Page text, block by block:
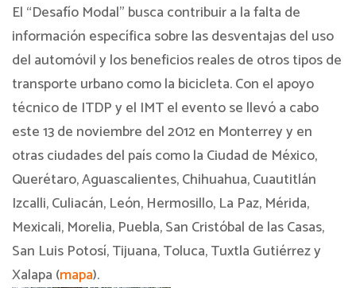
El “Desafío Modal” busca contribuir a la falta de
información específica sobre las desventajas del uso
del automóvil y los beneficios reales de otros tipos de
transporte urbano como la bicicleta. Con el apoyo
técnico de ITDP y el IMT el evento se llevó a cabo
este 13 de noviembre del 2012 en Monterrey y en
otras ciudades del país como la Ciudad de México,
Querétaro, Aguascalientes, Chihuahua, Cuautitlán
Izcalli, Culiacán, León, Hermosillo, La Paz, Mérida,
Mexicali, Morelia, Puebla, San Cristóbal de las Casas,
San Luis Potosí, Tijuana, Toluca, Tuxtla Gutiérrez y
Xalapa (mapa).